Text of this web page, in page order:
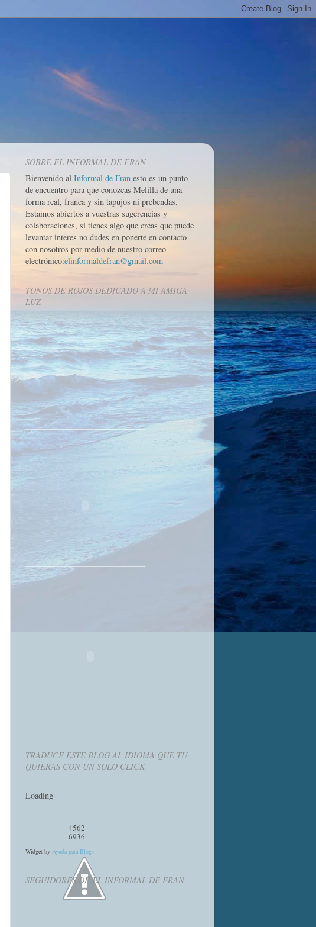
SOBRE EL INFORMAL DE FRAN
Bienvenido al Informal de Fran esto es un punto
de encuentro para que conozcas Melilla de una
forma real, franca y sin tapujos ni prebendas.
Estamos abiertos a vuestras sugerencias y
colaboraciones, si tienes algo que creas que puede
levantar interes no dudes en ponerte en contacto
con nosotros por medio de nuestro correo
electrónico:elinformaldefran@gmail.com
TONOS DE ROJOS DEDICADO A MI AMIGA
LUZ
TRADUCE ESTE BLOG AL IDIOMA QUE TU
QUIERAS CON UN SOLO CLICK
Loading
4562
6936
Widget by Ayuda para Blogs
SEGUIDORES DE EL INFORMAL DE FRAN